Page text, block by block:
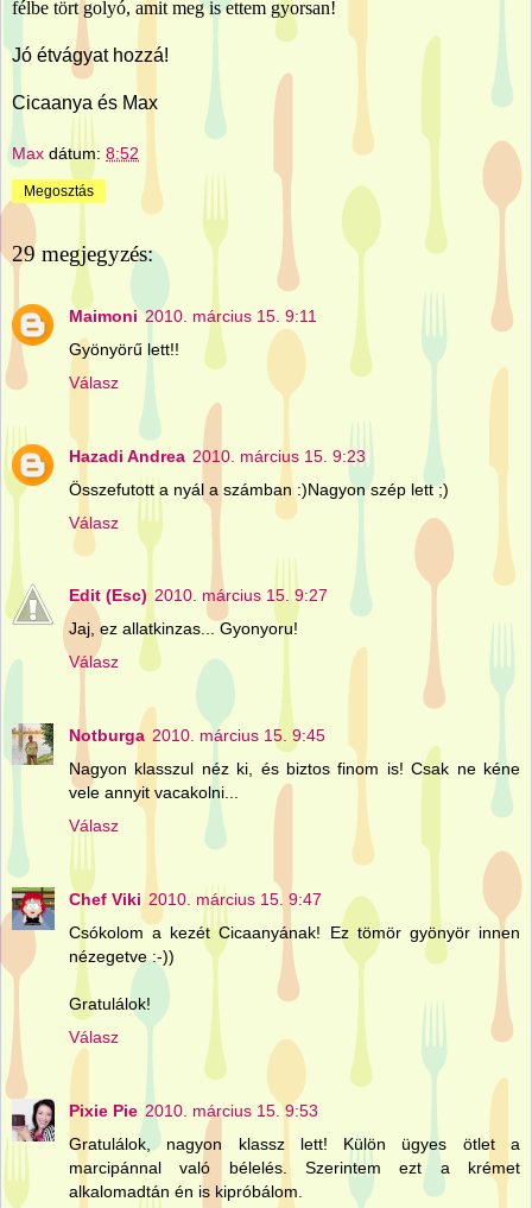
félbe tört golyó, amit meg is ettem gyorsan!
Jó étvágyat hozzá!
Cicaanya és Max
Max dátum: 8:52
Megosztás
29 megjegyzés:
Maimoni 2010. március 15. 9:11
Gyönyörű lett!!
Válasz
Hazadi Andrea 2010. március 15. 9:23
Összefutott a nyál a számban :)Nagyon szép lett ;)
Válasz
Edit (Esc) 2010. március 15. 9:27
Jaj, ez allatkinzas... Gyonyoru!
Válasz
Notburga 2010. március 15. 9:45
Nagyon klasszul néz ki, és biztos finom is! Csak ne kéne
vele annyit vacakolni...
Válasz
Chef Viki 2010. március 15. 9:47
Csókolom a kezét Cicaanyának! Ez tömör gyönyör innen
nézegetve :-))
Gratulálok!
Válasz
Pixie Pie 2010. március 15. 9:53
Gratulálok, nagyon klassz lett! Külön ügyes ötlet a
marcipánnal való bélelés. Szerintem ezt a krémet
alkalomadtán én is kipróbálom.